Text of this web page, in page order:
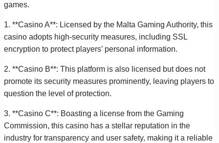
games.
1. **Casino A**: Licensed by the Malta Gaming Authority, this
casino adopts high-security measures, including SSL
encryption to protect players’ personal information.
2. **Casino B**: This platform is also licensed but does not
promote its security measures prominently, leaving players to
question the level of protection.
3. **Casino C**: Boasting a license from the Gaming
Commission, this casino has a stellar reputation in the
industry for transparency and user safety, making it a reliable